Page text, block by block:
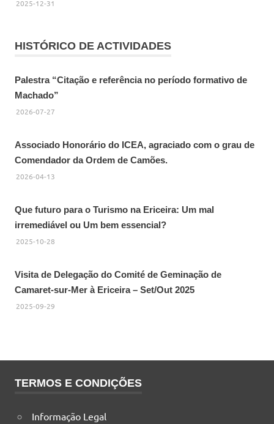
2025-12-31
HISTÓRICO DE ACTIVIDADES
Palestra “Citação e referência no período formativo de
Machado”
2026-07-27
Associado Honorário do ICEA, agraciado com o grau de
Comendador da Ordem de Camões.
2026-04-13
Que futuro para o Turismo na Ericeira: Um mal
irremediável ou Um bem essencial?
2025-10-28
Visita de Delegação do Comité de Geminação de
Camaret-sur-Mer à Ericeira – Set/Out 2025
2025-09-29
TERMOS E CONDIÇÕES
Informação Legal